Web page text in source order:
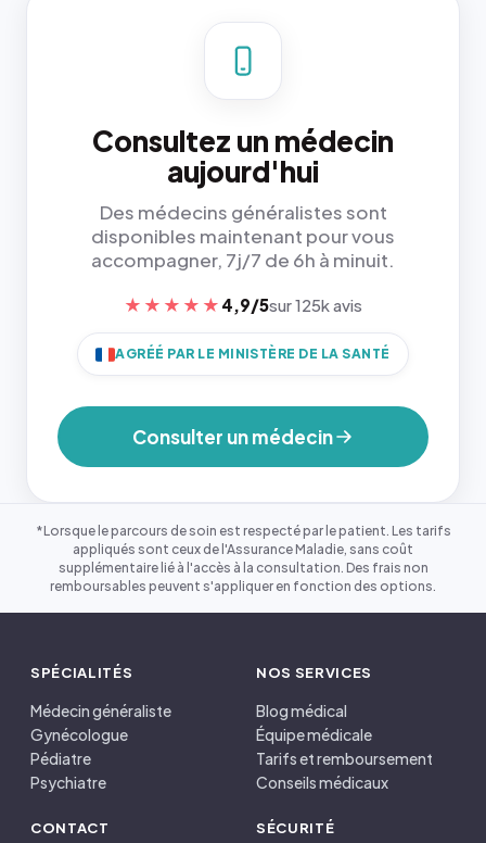
Consultez un médecin
aujourd'hui
Des médecins généralistes sont
disponibles maintenant pour vous
accompagner, 7j/7 de 6h à minuit.
★★★★★ 4,9/5sur 125k avis
AGRÉÉ PAR LE MINISTÈRE DE LA SANTÉ
Consulter un médecin
*Lorsque le parcours de soin est respecté par le patient. Les tarifs
appliqués sont ceux de l'Assurance Maladie, sans coût
supplémentaire lié à l'accès à la consultation. Des frais non
remboursables peuvent s'appliquer en fonction des options.
SPÉCIALITÉS
Médecin généraliste
Gynécologue
Pédiatre
Psychiatre
NOS SERVICES
Blog médical
Équipe médicale
Tarifs et remboursement
Conseils médicaux
CONTACT SÉCURITÉ